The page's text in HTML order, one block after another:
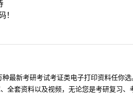
！
最新考研考试考证类电子打印资料任
全套资料以及视频，无论您是考研复习